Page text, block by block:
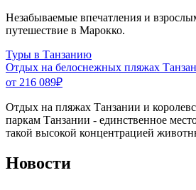
Незабываемые впечатления и
путешествие в Марокко.
Туры в Танзанию
Отдых на белоснежных пляжах
от 216 089₽
Отдых на пляжах Танзании и
паркам Танзании - единственное
такой высокой концентрацией
Новости